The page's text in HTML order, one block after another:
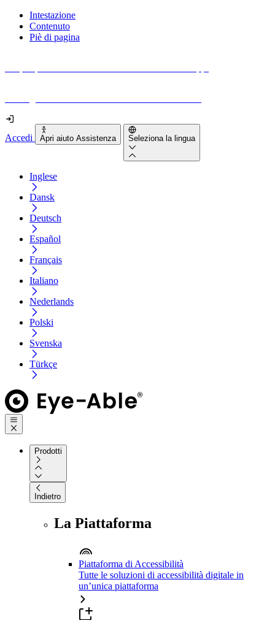
Intestazione
Contenuto
Piè di pagina
Accedi Apri aiuto Assistenza Seleziona la lingua
Inglese
Dansk
Deutsch
Español
Français
Italiano
Nederlands
Polski
Svenska
Türkçe
Prodotti
Indietro
La Piattaforma
Piattaforma di Accessibilità
Tutte le soluzioni di accessibilità digitale in
un’unica piattaforma